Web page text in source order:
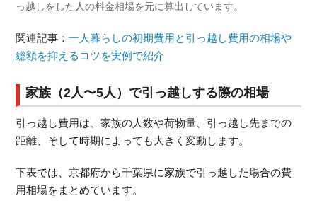
っ越しをした人の料金相場を元に算出しています。
関連記事：一人暮らしの初期費用と引っ越し費用の相場や
総額を抑えるコツを実例で紹介
家族（2人〜5人）で引っ越しする際の相場
引っ越し費用は、家族の人数や荷物量、引っ越し先までの
距離、そして時期によっても大きく変動します。
下表では、京都府から千葉県に家族で引っ越した場合の費
用相場をまとめています。